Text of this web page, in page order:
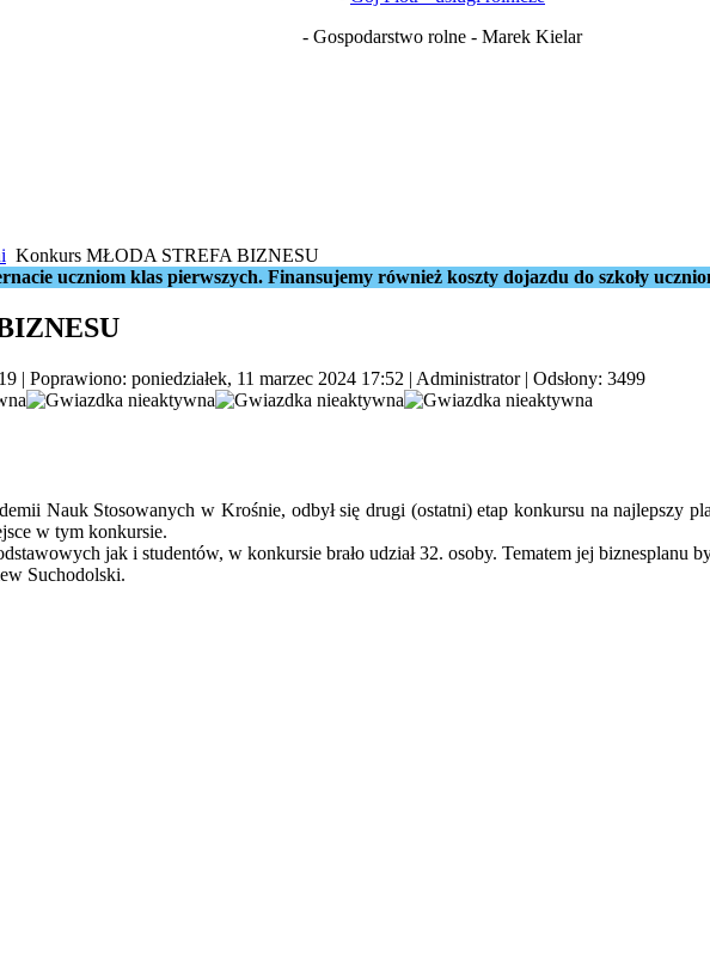
- Gospodarstwo rolne - Marek Kielar
Konkurs MŁODA STREFA BIZNESU
uczniom klas pierwszych. Finansujemy również koszty dojazdu do szkoły
| Poprawiono: poniedziałek, 11 marzec 2024 17:52 | Administrator| Odsłony: 3499
Nauk Stosowanych w Krośnie, odbył się drugi (ostatni) etap konkursu na najlepszy
w tym konkursie.
jak i studentów, w konkursie brało udział 32. osoby. Tematem jej biznesplanu
Suchodolski.